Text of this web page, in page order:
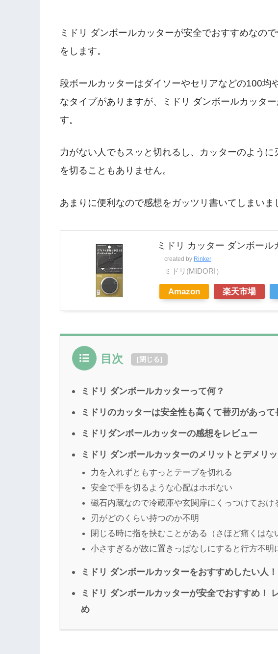
ミドリ ダンボールカッターが安全でおすすめなの
をします。
段ボールカッターはダイソーやセリアなどの100均
なタイプがありますが、ミドリ ダンボールカッタ
す。
力がない人でもスッと切れるし、カッターのよう
を切ることもありません。
あまりに便利なので感想をガッツリ書いてしまいま
ミドリ カッター ダンボー
created by Rinker
ミドリ(MIDORI）
Amazon 楽天市場
目次 [閉じる]
ミドリ ダンボールカッターって何？
ミドリのカッターは安全性も高くて替刃があって
ミドリダンボールカッターの感想をレビュー
ミドリ ダンボールカッターのメリットとデメリッ
力を入れずともすっとテープを切れる
安全で手を切るような心配はホボない
磁石内蔵なので冷蔵庫や玄関扉にくっつけておけ
刃がどのくらい持つのか不明
閉じる時に指を挟むことがある（さほど痛くはな
小さすぎるが故に置きっぱなしにすると行方不明
ミドリ ダンボールカッターをおすすめしたい人！
ミドリ ダンボールカッターが安全でおすすめ！
め